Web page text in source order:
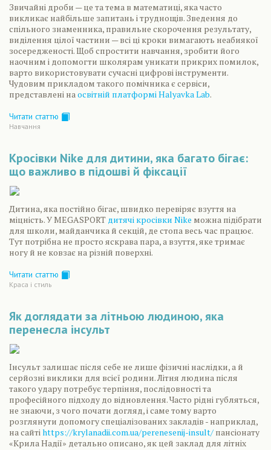
Звичайні дроби — це та тема в математиці, яка часто
викликає найбільше запитань і труднощів. Зведення до
спільного знаменника, правильне скорочення результату,
виділення цілої частини — всі ці кроки вимагають неабиякої
зосередженості. Щоб спростити навчання, зробити його
наочним і допомогти школярам уникати прикрих помилок,
варто використовувати сучасні цифрові інструменти.
Чудовим прикладом такого помічника є сервіси,
представлені на освітній платформі Halyavka Lab.
Читати статтю
Навчання
Кросівки Nike для дитини, яка багато бігає:
що важливо в підошві й фіксації
Дитина, яка постійно бігає, швидко перевіряє взуття на
міцність. У MEGASPORT дитячі кросівки Nike можна підібрати
для школи, майданчика й секцій, де стопа весь час працює.
Тут потрібна не просто яскрава пара, а взуття, яке тримає
ногу й не ковзає на різній поверхні.
Читати статтю
Краса і стиль
Як доглядати за літньою людиною, яка
перенесла інсульт
Інсульт залишає після себе не лише фізичні наслідки, а й
серйозні виклики для всієї родини. Літня людина після
такого удару потребує терпіння, послідовності та
професійного підходу до відновлення. Часто рідні губляться,
не знаючи, з чого почати догляд, і саме тому варто
розглянути допомогу спеціалізованих закладів - наприклад,
на сайтіhttps://krylanadii.com.ua/perenesenij-insult/ пансіонату
«Крила Надії» детально описано, як цей заклад для літніх